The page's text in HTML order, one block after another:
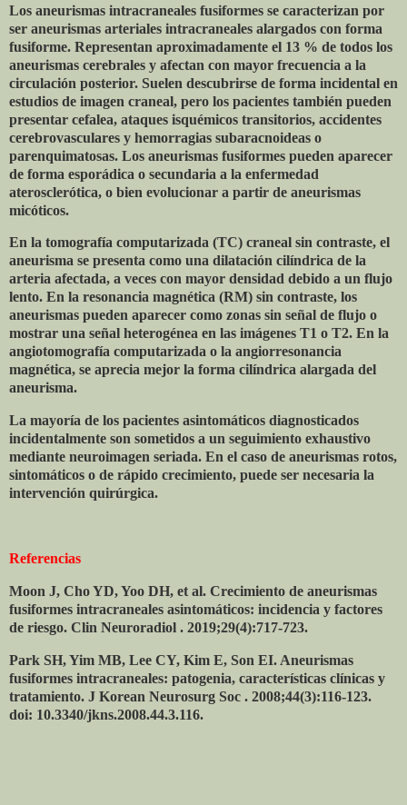
Los aneurismas intracraneales fusiformes se caracterizan por
ser aneurismas arteriales intracraneales alargados con forma
fusiforme. Representan aproximadamente el 13 % de todos los
aneurismas cerebrales y afectan con mayor frecuencia a la
circulación posterior. Suelen descubrirse de forma incidental en
estudios de imagen craneal, pero los pacientes también pueden
presentar cefalea, ataques isquémicos transitorios, accidentes
cerebrovasculares y hemorragias subaracnoideas o
parenquimatosas. Los aneurismas fusiformes pueden aparecer
de forma esporádica o secundaria a la enfermedad
aterosclerótica, o bien evolucionar a partir de aneurismas
micóticos.
En la tomografía computarizada (TC) craneal sin contraste, el
aneurisma se presenta como una dilatación cilíndrica de la
arteria afectada, a veces con mayor densidad debido a un flujo
lento. En la resonancia magnética (RM) sin contraste, los
aneurismas pueden aparecer como zonas sin señal de flujo o
mostrar una señal heterogénea en las imágenes T1 o T2. En la
angiotomografía computarizada o la angiorresonancia
magnética, se aprecia mejor la forma cilíndrica alargada del
aneurisma.
La mayoría de los pacientes asintomáticos diagnosticados
incidentalmente son sometidos a un seguimiento exhaustivo
mediante neuroimagen seriada. En el caso de aneurismas rotos,
sintomáticos o de rápido crecimiento, puede ser necesaria la
intervención quirúrgica.
Referencias
Moon J, Cho YD, Yoo DH, et al. Crecimiento de aneurismas
fusiformes intracraneales asintomáticos: incidencia y factores
de riesgo. Clin Neuroradiol . 2019;29(4):717-723.
Park SH, Yim MB, Lee CY, Kim E, Son EI. Aneurismas
fusiformes intracraneales: patogenia, características clínicas y
tratamiento. J Korean Neurosurg Soc . 2008;44(3):116-123.
doi: 10.3340/jkns.2008.44.3.116.